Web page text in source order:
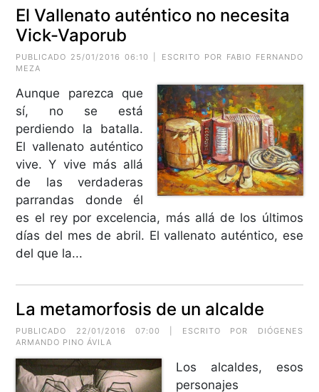
El Vallenato auténtico no necesita
Vick-Vaporub
PUBLICADO 25/01/2016 06:10 | ESCRITO POR FABIO FERNANDO
MEZA
Aunque parezca que
sí, no se está
perdiendo la batalla.
El vallenato auténtico
vive. Y vive más allá
de las verdaderas
parrandas donde él
es el rey por excelencia, más allá de los últimos
días del mes de abril. El vallenato auténtico, ese
del que la...
La metamorfosis de un alcalde
PUBLICADO 22/01/2016 07:00 | ESCRITO POR
DIÓGENES
ARMANDO PINO ÁVILA
Los alcaldes, esos
personajes